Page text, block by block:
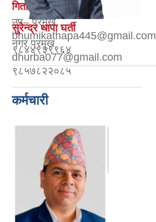
सुरेन्द्र थापा घर्ती
नगर प्रमुख
dhurba077@gmail.com
९८५७८२२०८५
गिता आचार्य
उप– प्रमुख
bhumikathapa445@gmail.com
९८४४९३९९६४
कर्मचारी